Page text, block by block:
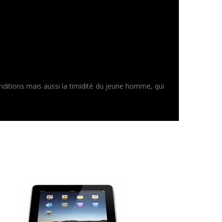
mais aussi la timidité du jeune homme, qui